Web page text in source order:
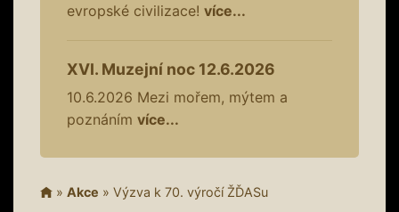
evropské civilizace! více...
XVI. Muzejní noc 12.6.2026
10.6.2026 Mezi mořem, mýtem a
poznáním více...
» Akce » Výzva k 70. výročí ŽĎASu